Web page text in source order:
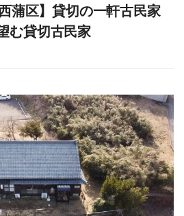
蒲区】貸切の一軒古民家
む貸切古民家